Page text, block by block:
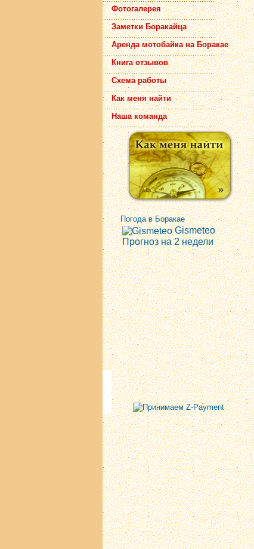
Фотогалерея
Заметки Боракайца
Аренда мотобайка на Боракае
Книга отзывов
Схема работы
Как меня найти
Наша команда
Погода в Боракае
Gismeteo
Прогноз на 2 недели